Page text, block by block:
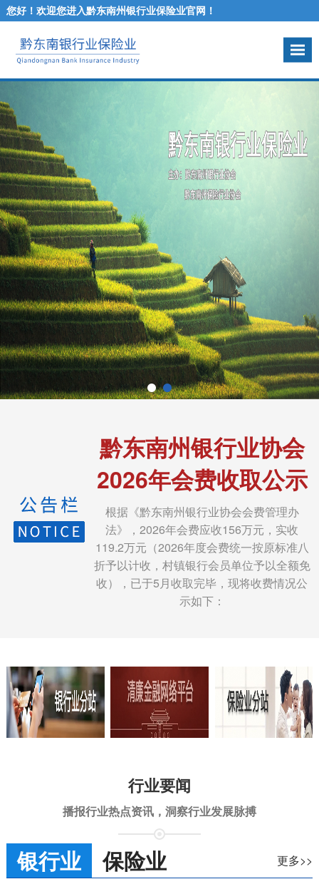
您好！欢迎您进入黔东南州银行业保险业官网！
黔东南州银行业协会
2026年会费收取公示
根据《黔东南州银行业协会会费管理办
法》，2026年会费应收156万元，实收
119.2万元（2026年度会费统一按原标准八
折予以计收，村镇银行会员单位予以全额免
收），已于5月收取完毕，现将收费情况公
示如下：
行业要闻
播报行业热点资讯，洞察行业发展脉搏
银行业 更多>>
保险业